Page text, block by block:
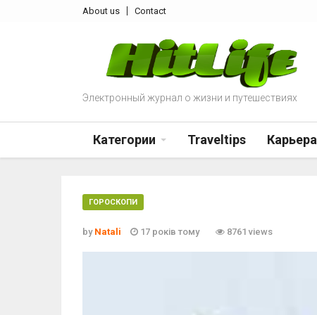
About us Contact
Электронный журнал о жизни и путешествиях
Категории Traveltips Карьера
ГОРОСКОПИ
by Natali 17 років тому 8761 views